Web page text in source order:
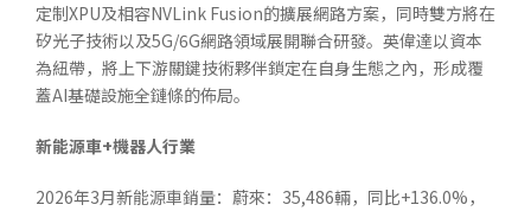
定制XPU及相容NVLink Fusion的擴展網路方案，同時雙方將在
矽光子技術以及5G/6G網路領域展開聯合研發。英偉達以資本
為紐帶，將上下游關鍵技術夥伴鎖定在自身生態之內，形成覆
蓋AI基礎設施全鏈條的佈局。
新能源車+機器人行業
2026年3月新能源車銷量：蔚來：35,486輛，同比+136.0%，